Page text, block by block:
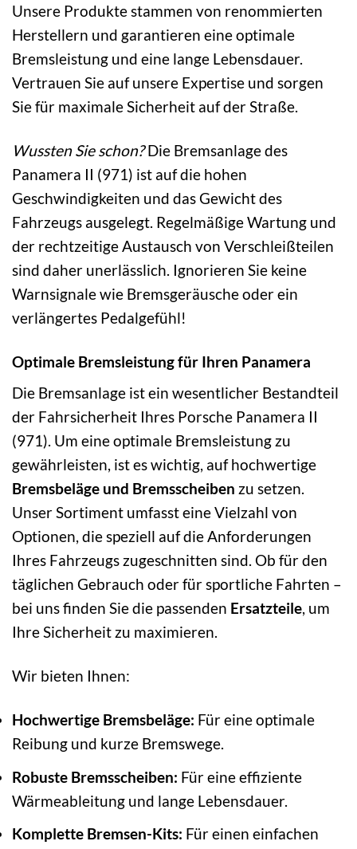
Unsere Produkte stammen von renommierten
Herstellern und garantieren eine optimale
Bremsleistung und eine lange Lebensdauer.
Vertrauen Sie auf unsere Expertise und sorgen
Sie für maximale Sicherheit auf der Straße.
Wussten Sie schon?Die Bremsanlage des
Panamera II (971) ist auf die hohen
Geschwindigkeiten und das Gewicht des
Fahrzeugs ausgelegt. Regelmäßige Wartung und
der rechtzeitige Austausch von Verschleißteilen
sind daher unerlässlich. Ignorieren Sie keine
Warnsignale wie Bremsgeräusche oder ein
verlängertes Pedalgefühl!
Optimale Bremsleistung für Ihren Panamera
Die Bremsanlage ist ein wesentlicher Bestandteil
der Fahrsicherheit Ihres Porsche Panamera II
(971). Um eine optimale Bremsleistung zu
gewährleisten, ist es wichtig, auf hochwertige
Bremsbeläge und Bremsscheiben zu setzen.
Unser Sortiment umfasst eine Vielzahl von
Optionen, die speziell auf die Anforderungen
Ihres Fahrzeugs zugeschnitten sind. Ob für den
täglichen Gebrauch oder für sportliche Fahrten –
bei uns finden Sie die passenden Ersatzteile, um
Ihre Sicherheit zu maximieren.
Wir bieten Ihnen:
Hochwertige Bremsbeläge: Für eine optimale
Reibung und kurze Bremswege.
Robuste Bremsscheiben: Für eine effiziente
Wärmeableitung und lange Lebensdauer.
Komplette Bremsen-Kits: Für einen einfachen